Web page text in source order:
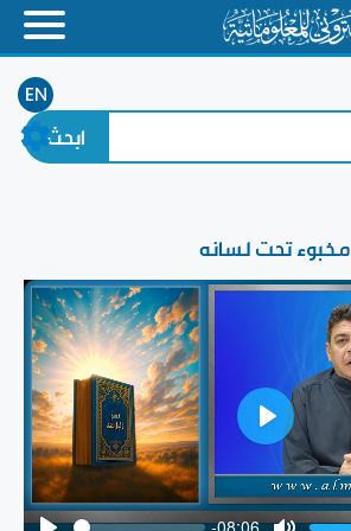
EN
مخبوء تحت لسانه
-08:06
Play